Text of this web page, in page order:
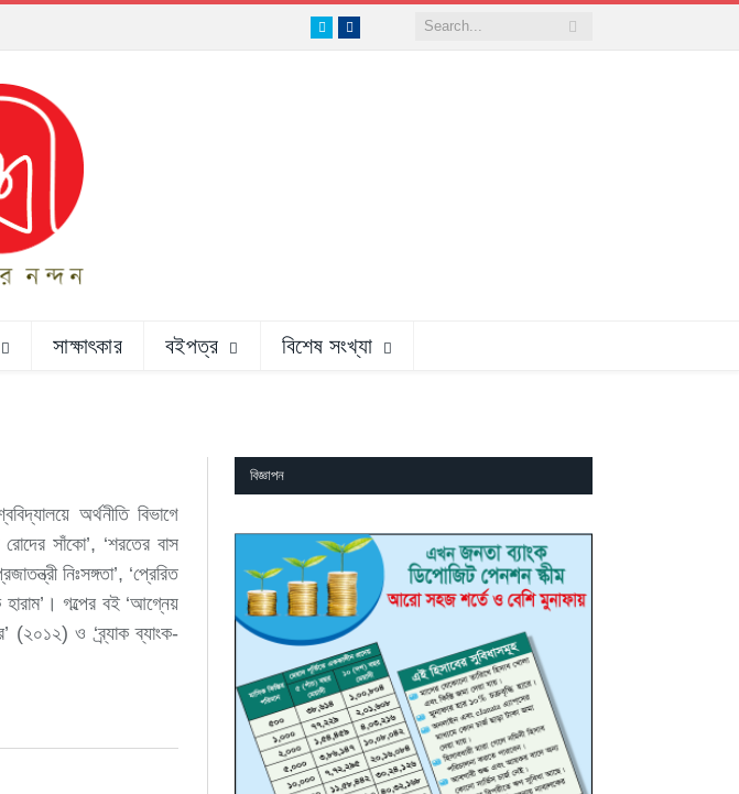
TwitterFacebook
সাক্ষাৎকার বইপত্র বিশেষ সংখ্যা
অর্থনীতি বিভাগে
সাঁকো’, ‘শরতের বাস
নিঃসঙ্গতা’, ‘প্রেরিত
গল্পের বই ‘আগ্নেয়
(২০১২) ও ‘ব্র্যাক ব্যাংক-
বিজ্ঞাপন